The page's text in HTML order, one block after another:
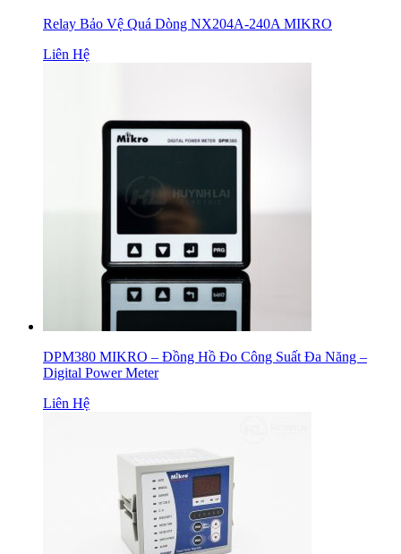
Relay Bảo Vệ Quá Dòng NX204A-240A MIKRO
Liên Hệ
DPM380 MIKRO – Đồng Hồ Đo Công Suất Đa Năng –
Digital Power Meter
Liên Hệ